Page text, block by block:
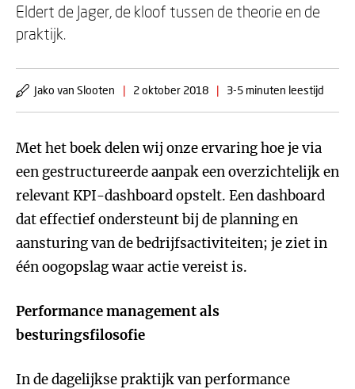
Eldert de Jager, de kloof tussen de theorie en de
praktijk.
Jako van Slooten | 2 oktober 2018 | 3-5 minuten leestijd
Met het boek delen wij onze ervaring hoe je via
een gestructureerde aanpak een overzichtelijk en
relevant KPI-dashboard opstelt. Een dashboard
dat effectief ondersteunt bij de planning en
aansturing van de bedrijfsactiviteiten; je ziet in
één oogopslag waar actie vereist is.
Performance management als
besturingsfilosofie
In de dagelijkse praktijk van performance